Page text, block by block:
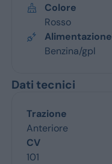
Colore
Rosso
Alimentazione
Benzina/gpl
Dati tecnici
Trazione
Anteriore
CV
101